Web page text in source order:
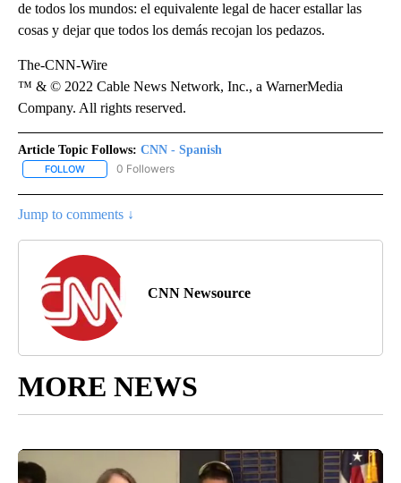
de todos los mundos: el equivalente legal de hacer estallar las
cosas y dejar que todos los demás recojan los pedazos.
The-CNN-Wire
™ & © 2022 Cable News Network, Inc., a WarnerMedia
Company. All rights reserved.
Article Topic Follows: CNN - Spanish
FOLLOW FOLLOW "CNN - SPANISH" TO RECEIVE NOTIFICATIONS ABOUT
0 Followers
Jump to comments ↓
CNN Newsource
MORE NEWS